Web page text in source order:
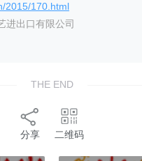
2015/170.html
进出口有限公司
THE END
分享 二维码